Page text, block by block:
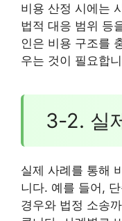
비용 산정 시에는
법적 대응 범위 등
인은 비용 구조를
우는 것이 필요합
3-2. 실
실제 사례를 통해
니다. 예를 들어,
경우와 법정 소송